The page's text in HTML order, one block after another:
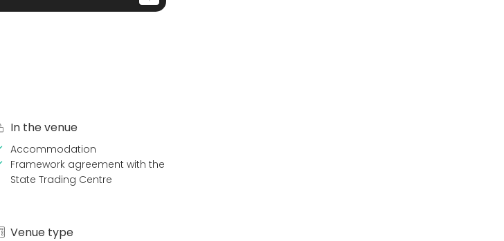
In the venue
Accommodation
Framework agreement with the
State Trading Centre
Venue type